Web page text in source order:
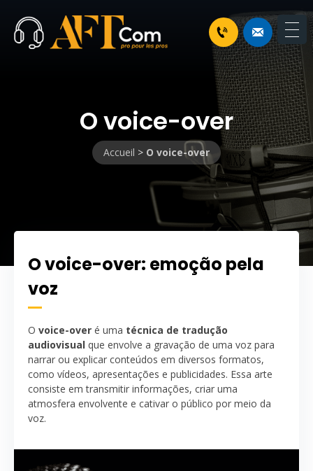
O voice-over
Accueil > O voice-over
O voice-over: emoção pela
voz
O voice-over é uma técnica de tradução
audiovisual que envolve a gravação de uma voz para
narrar ou explicar conteúdos em diversos formatos,
como vídeos, apresentações e publicidades. Essa arte
consiste em transmitir informações, criar uma
atmosfera envolvente e cativar o público por meio da
voz.